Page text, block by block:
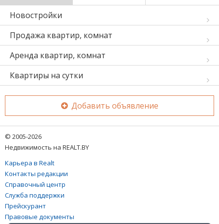
Новостройки
Продажа квартир, комнат
Аренда квартир, комнат
Квартиры на сутки
Добавить объявление
© 2005-2026
Недвижимость на REALT.BY
Карьера в Realt
Контакты редакции
Справочный центр
Служба поддержки
Прейскурант
Правовые документы